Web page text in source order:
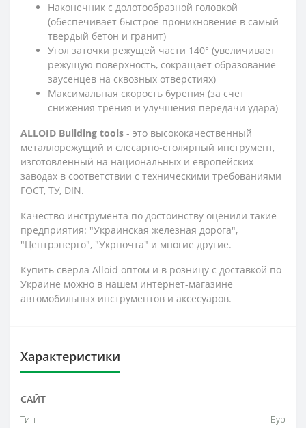
Наконечник с долотообразной головкой
(обеспечивает быстрое проникновение в самый
твердый бетон и гранит)
Угол заточки режущей части 140° (увеличивает
режущую поверхность, сокращает образование
заусенцев на сквозных отверстиях)
Максимальная скорость бурения (за счет
снижения трения и улучшения передачи удара)
ALLOID Building tools - это высококачественный
металлорежущий и слесарно-столярный инструмент,
изготовленный на национальных и европейских
заводах в соответствии с техническими требованиями
ГОСТ, ТУ, DIN.
Качество инструмента по достоинству оценили такие
предприятия: "Украинская железная дорога",
"Центрэнерго", "Укрпочта" и многие другие.
Купить сверла Alloid оптом и в розницу с доставкой по
Украине можно в нашем интернет-магазине
автомобильных инструментов и аксесуаров.
Характеристики
САЙТ
Тип Бур